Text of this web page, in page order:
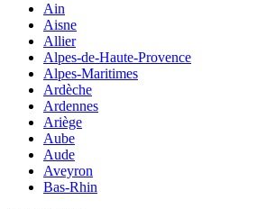
Ain
Aisne
Allier
Alpes-de-Haute-Provence
Alpes-Maritimes
Ardèche
Ardennes
Ariège
Aube
Aude
Aveyron
Bas-Rhin